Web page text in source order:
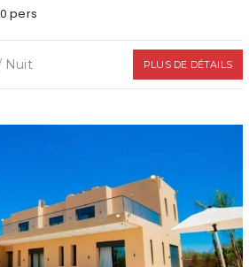
pers
Nuit PLUS DE DÉTAILS